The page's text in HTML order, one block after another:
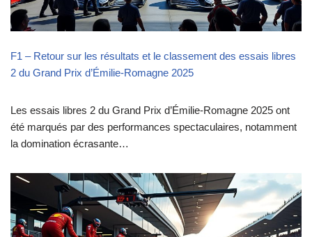
F1 – Retour sur les résultats et le classement des essais libres
2 du Grand Prix d’Émilie-Romagne 2025
Les essais libres 2 du Grand Prix d’Émilie-Romagne 2025 ont
été marqués par des performances spectaculaires, notamment
la domination écrasante…